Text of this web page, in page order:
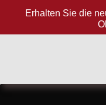
Erhalten Sie die